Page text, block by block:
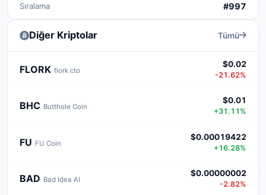
Sıralama #997
Diğer Kriptolar Tümü
FLORK flork cto
$0.02
-21.62%
BHC Butthole Coin
$0.01
+31.11%
FU FU Coin
$0.00019422
+16.28%
BAD Bad Idea AI
$0.00000002
-2.82%